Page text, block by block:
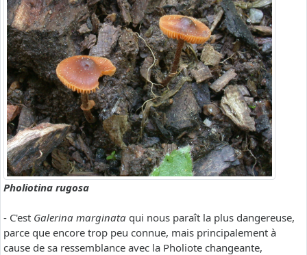
Pholiotina rugosa
- C'est Galerina marginata qui nous paraît la plus dangereuse,
parce que encore trop peu connue, mais principalement à
cause de sa ressemblance avec la Pholiote changeante,